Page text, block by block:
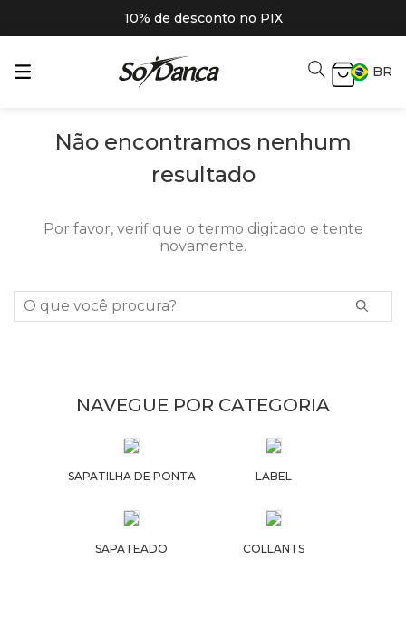
10% de desconto no PIX
BR
Não encontramos nenhum
resultado
Por favor, verifique o termo digitado e tente
novamente.
O que você procura?
NAVEGUE POR CATEGORIA
SAPATILHA DE PONTA LABEL
SAPATEADO COLLANTS